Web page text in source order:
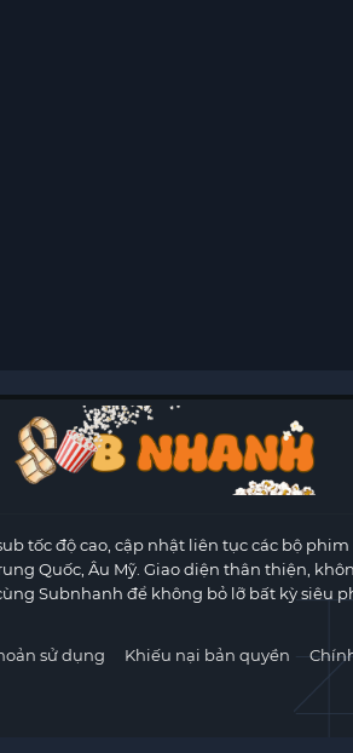
tốc độ cao, cập nhật liên tục các bộ
Quốc, Âu Mỹ. Giao diện thân thiện,
Subnhanh để không bỏ lỡ bất kỳ siêu
sử dụng Khiếu nại bản quyền